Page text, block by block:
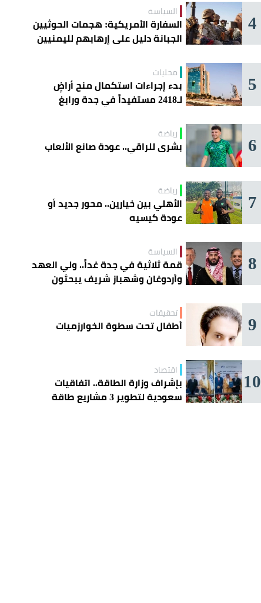
4 السياسة
السفارة الأمريكية: هجمات الحوثيين
الجبانة دليل على إرهابهم لليمنيين
5 محليات
بدء إجراءات استكمال منح أراضٍ
لـ2418 مستفيداً في جدة ورابغ
6 رياضة
بشرى للراقي.. عودة صانع الألعاب
7 رياضة
الأهلي بين خيارين.. محور جديد أو
عودة كيسيه
8 السياسة
قمة ثلاثية في جدة غداً.. ولي العهد
وأردوغان وشهباز شريف يبحثون
9 تحقيقات
أطفال تحت سطوة الخوارزميات
10 اقتصاد
بإشراف وزارة الطاقة.. اتفاقيات
سعودية لتطوير 3 مشاريع طاقة